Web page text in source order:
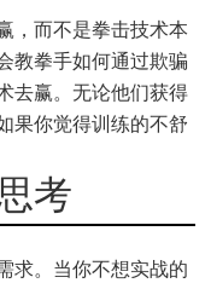
，而不是拳击技术本
教拳手如何通过欺骗
去赢。无论他们获得
果你觉得训练的不舒
考
求。当你不想实战的